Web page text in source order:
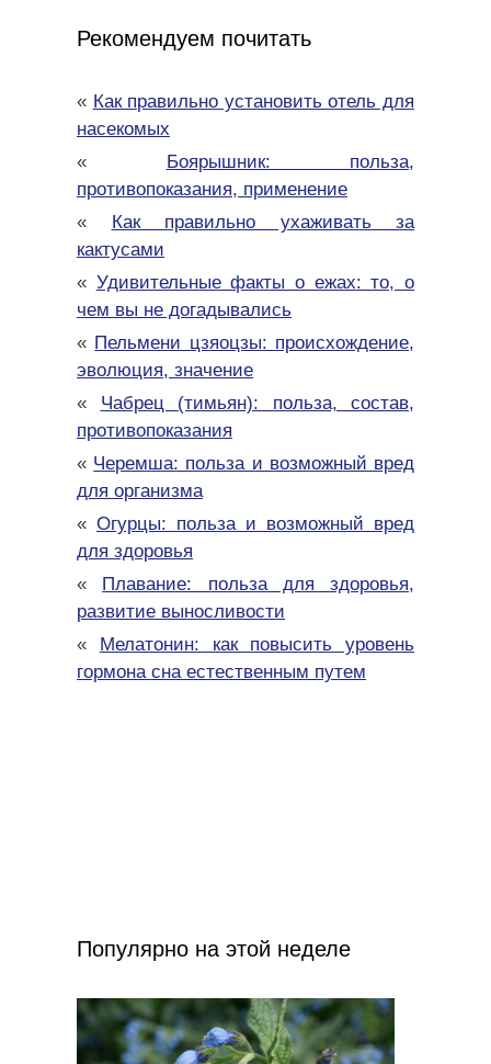
Рекомендуем почитать
« Как правильно установить отель для
насекомых
« Боярышник: польза,
противопоказания, применение
« Как правильно ухаживать за
кактусами
« Удивительные факты о ежах: то, о
чем вы не догадывались
« Пельмени цзяоцзы: происхождение,
эволюция, значение
« Чабрец (тимьян): польза, состав,
противопоказания
« Черемша: польза и возможный вред
для организма
« Огурцы: польза и возможный вред
для здоровья
« Плавание: польза для здоровья,
развитие выносливости
« Мелатонин: как повысить уровень
гормона сна естественным путем
Популярно на этой неделе